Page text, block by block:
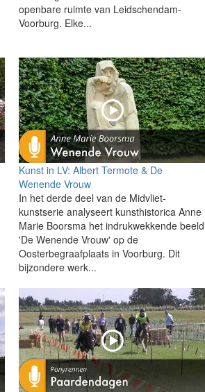
openbare ruimte van Leidschendam-
Voorburg. Elke...
Kunst in LV: Albert Termote & De
Wenende Vrouw
In het derde deel van de Midvliet-
kunstserie analyseert kunsthistorica Anne
Marie Boorsma het indrukwekkende beeld
'De Wenende Vrouw' op de
Oosterbegraafplaats in Voorburg. Dit
bijzondere werk...